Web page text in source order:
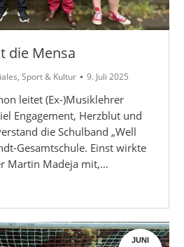
die Mensa
, Sport & Kultur 9. Juli 2025
leitet (Ex-)Musiklehrer
Engagement, Herzblut und
die Schulband „Well
Gesamtschule. Einst wirkte
Martin Madeja mit,…
JUNI